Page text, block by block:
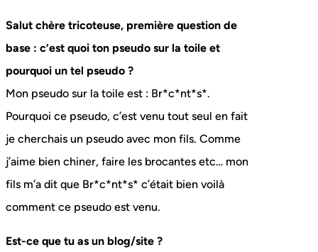
Salut chère tricoteuse, première question de
base : c’est quoi ton pseudo sur la toile et
pourquoi un tel pseudo ?
Mon pseudo sur la toile est : Br*c*nt*s*.
Pourquoi ce pseudo, c’est venu tout seul en fait
je cherchais un pseudo avec mon fils. Comme
j’aime bien chiner, faire les brocantes etc… mon
fils m’a dit que Br*c*nt*s* c’était bien voilà
comment ce pseudo est venu.
Est-ce que tu as un blog/site ?